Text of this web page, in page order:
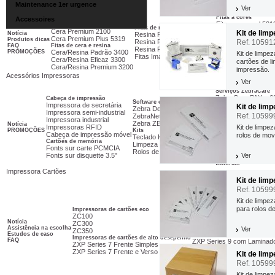
Fitas de Carbono
Notícia
Produtos dicas
FAQ
PROMOÇÕES
Fitas de cera
Cera Padrão 2300
Cera Premium 2100
Cera Premium Plus 5319
Fitas de cera e resina
Cera/Resina Padrão 3400
Cera/Resina Eficaz 3300
Cera/Resina Premium 3200
Fitas de resina
Resina Padrão 4800
Resina Premium 5095
Resina Premium Plus 5100
Fitas Image Lock
Fitas á cores
Fitas cera azul
Fitas cera ouro
Fitas cera
Fitas resina branca
Fitas em cartucho
Cartucho para
Cartucho para P4T
Acessórios Impressoras
Notícia
PROMOÇÕES
Cabeça de impressão
Impressora de secretária
Impressora semi-industrial
Impressora industrial
Impressoras RFID
Cabeça de impressão móvel
Cartões de memória
Fonts sur carte PCMCIA
Fonts sur disquette 3.5"
Software etiquetas
Zebra Designer
ZebraNet Bridge Enterprise
Zebra ZBI Enablement Kits
Kits
Teclado KDU Plus
Limpeza das impressoras
Rolos de tração (Platen)
Serviços ZebraCare
ZebraCare PAX e
ZebraCare Xi4,
ZebraCare ZM e
ZebraCare S4M
ZebraCare
ZebraCare Portátil
Carregadores
Baterias
Impressora Cartões
Notícia
Assistência na escolha
Estudos de caso
FAQ
Impressoras de cartões eco
ZC100
ZC300
ZC350
Impressoras de cartões de alto desepenho
ZXP Series 7 Frente Simples
ZXP Series 7 Frente e Verso
ZXP Series 7 com
ZXP Series 8 com
ZXP Series 9 com
CARRINHO
CARRINHO
Maintenance 1er urgence
Accessoires
Ver
Kit de
Ref.
Kit de
cartões de
impressão.
Ver
Kit de
Ref.
Kit de
rolos de
Ver
Kit de
Ref.
Kit de
para rolos
Ver
Kit de
Ref.